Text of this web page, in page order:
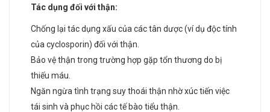
Tác dụng đối với thận:
Chống lại tác dụng xấu của các tân dược (ví dụ độc tính
của cyclosporin) đối với thận.
Bảo vệ thận trong trường hợp gặp tổn thương do bị
thiếu máu.
Ngăn ngừa tình trạng suy thoái thận nhờ xúc tiến việc
tái sinh và phục hồi các tế bào tiểu thận.